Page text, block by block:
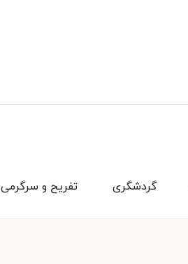
تفریح و سرگرمی گردشگری